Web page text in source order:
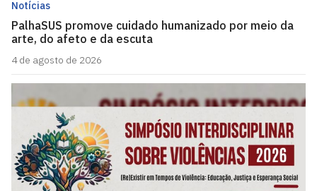
Notícias
PalhaSUS promove cuidado humanizado por meio da
arte, do afeto e da escuta
4 de agosto de 2026